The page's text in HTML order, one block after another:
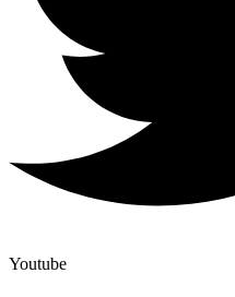
Youtube